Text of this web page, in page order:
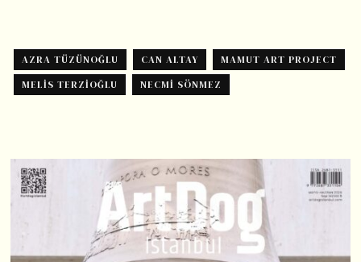
AZRA TÜZÜNOĞLU CAN ALTAY
MAMUT ART PROJECT
MELIS TERZIOĞLU
NECMI SÖNMEZ